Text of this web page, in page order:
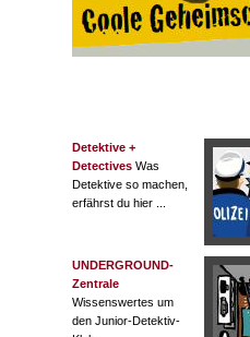
Detektive +
Detectives Was
Detektive so machen,
erfährst du hier ...
UNDERGROUND-
Zentrale
Wissenswertes um
den Junior-Detektiv-